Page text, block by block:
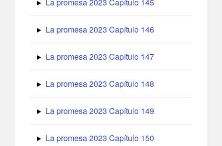
La promesa 2023 Capítulo 146
La promesa 2023 Capítulo 147
La promesa 2023 Capítulo 148
La promesa 2023 Capítulo 149
La promesa 2023 Capítulo 150